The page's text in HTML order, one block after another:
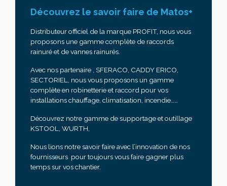
Découvrez le savoir faire de Matos+
Distributeur officiel de la marque PROFIT, nous vous
proposons une gamme complète de raccords
rainuré et de vannes rainurés.
Avec nos partenaire , SFERACO, CADDY ERICO,
SECTORIEL, nous vous proposons un gamme
complète en robinetterie et raccord pour vos
installations chauffage, climatisation, incendie……
Découvrez notre gamme de supportage et outillage
KSTOOL, WURTH,
Nous lions notre savoir faire avec l’innovation de nos
fournisseurs pour toujours vous faire gagner plus
temps sur vos chantier.